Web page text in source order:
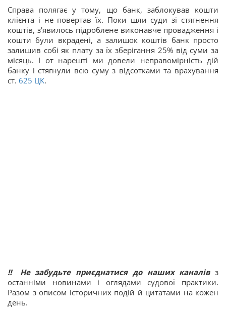
Справа полягає у тому, що банк, заблокував кошти
клієнта і не повертав їх. Поки шли суди зі стягнення
коштів, з'явилось підроблене виконавче провадження і
кошти були вкрадені, а залишок коштів банк просто
залишив собі як плату за їх зберігання 25% від суми за
місяць. І от нарешті ми довели неправомірність дій
банку і стягнули всю суму з відсотками та врахування
ст. 625 ЦК.
‼ Не забудьте приєднатися до наших каналівз
останніми новинами і оглядами судової практики.
Разом з описом історичних подій й цитатами на кожен
день.